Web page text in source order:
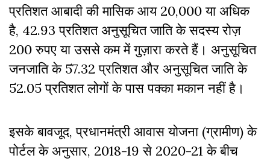
प्रतिशत आबादी की मासिक आय 20,000 या अधिक
है, 42.93 प्रतिशत अनुसूचित जाति के सदस्य रोज़
200 रुपए या उससे कम में गुज़ारा करते हैं। अनुसूचित
जनजाति के 57.32 प्रतिशत और अनुसूचित जाति के
52.05 प्रतिशत लोगों के पास पक्का मकान नहीं है।
इसके बावजूद, प्रधानमंत्री आवास योजना (ग्रामीण) के
पोर्टल के अनुसार, 2018-19 से 2020-21 के बीच